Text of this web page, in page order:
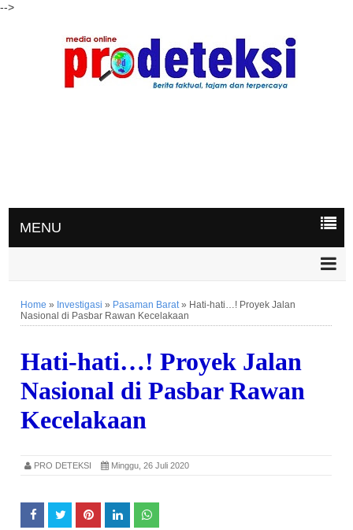
-->
MENU
Home » Investigasi » Pasaman Barat» Hati-hati…! Proyek Jalan
Nasional di Pasbar Rawan Kecelakaan
Hati-hati…! Proyek Jalan
Nasional di Pasbar Rawan
Kecelakaan
PRO DETEKSI Minggu, 26 Juli 2020